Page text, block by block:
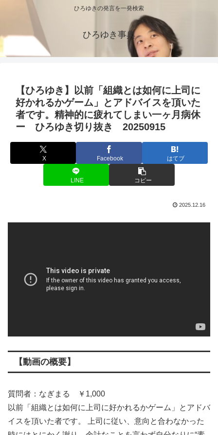
ひろゆきの発言を一発検索
ひろゆき事典
【ひろゆき】以前「組織とは如何に上司に
好かれるかゲーム」とアドバイスを頂いた
者です。精神的に疲れてしまい一ヶ月病休
ー ひろゆき切り抜き 20250915
X Facebook はてブ
LINE コピー
2025.12.16
【動画の概要】
質問者：なぎまる ￥1,000
以前「組織とは如何に上司に好かれるかゲーム」とアドバ
イスを頂いた者です。 上司に従い、意向と合わなかった